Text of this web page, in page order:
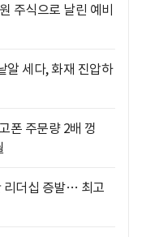
주식으로 날린 예비
알 세다, 화재 진압하
폰 주문량 2배 껑
리더십 증발… 최고